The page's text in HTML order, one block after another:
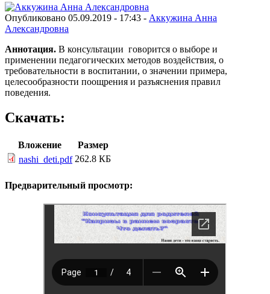
Опубликовано 05.09.2019 - 17:43 - Аккужина Анна
Александровна
Аннотация. В консультации говорится о выборе и
применении педагогических методов воздействия, о
требовательности в воспитании, о значении примера,
целесообразности поощрения и разъяснения правил
поведения.
Скачать:
Вложение
Размер
nashi_deti.pdf 262.8 КБ
Предварительный просмотр: